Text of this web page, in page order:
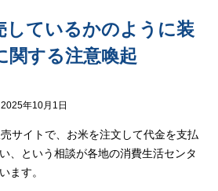
しているかのように装
関する注意喚起
年10月1日
サイトで、お米を注文して代金を支払
、という相談が各地の消費生活センタ
ます。